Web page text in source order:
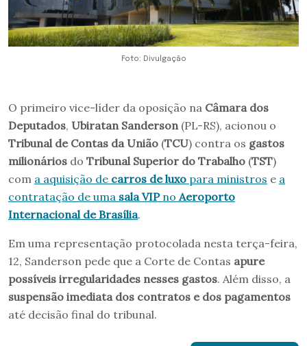
Foto: Divulgação
O primeiro vice-líder da oposição na Câmara dos
Deputados, Ubiratan Sanderson(PL-RS), acionou o
Tribunal de Contas da União (TCU) contra os gastos
milionários do Tribunal Superior do Trabalho (TST)
com a aquisição de carros de luxo para ministros e a
contratação de uma sala VIPnoAeroporto
Internacional de Brasília.
Em uma representação protocolada nesta terça-feira,
12, Sanderson pede que a Corte de Contas apure
possíveis irregularidades nesses gastos. Além disso, a
suspensão imediata dos contratos e dos pagamentos
até decisão final do tribunal.